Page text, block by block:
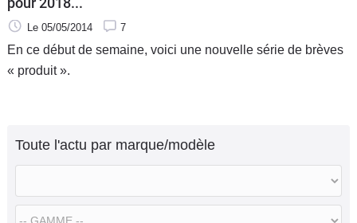
Le 05/05/2014 7
En ce début de semaine, voici une nouvelle série de brèves
« produit ».
Toute l'actu par marque/modèle